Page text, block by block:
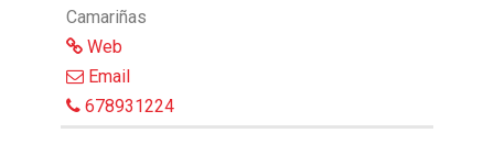
Camariñas
Web
Email
678931224